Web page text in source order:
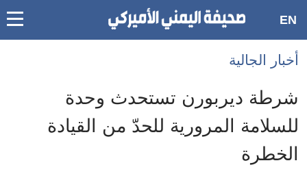
Accessibility
links
الرئيسي
الأقسام
EN
أخبار الجالية
شرطة ديربورن تستحدث وحدة
للسلامة المرورية للحدّ من القيادة
الخطرة